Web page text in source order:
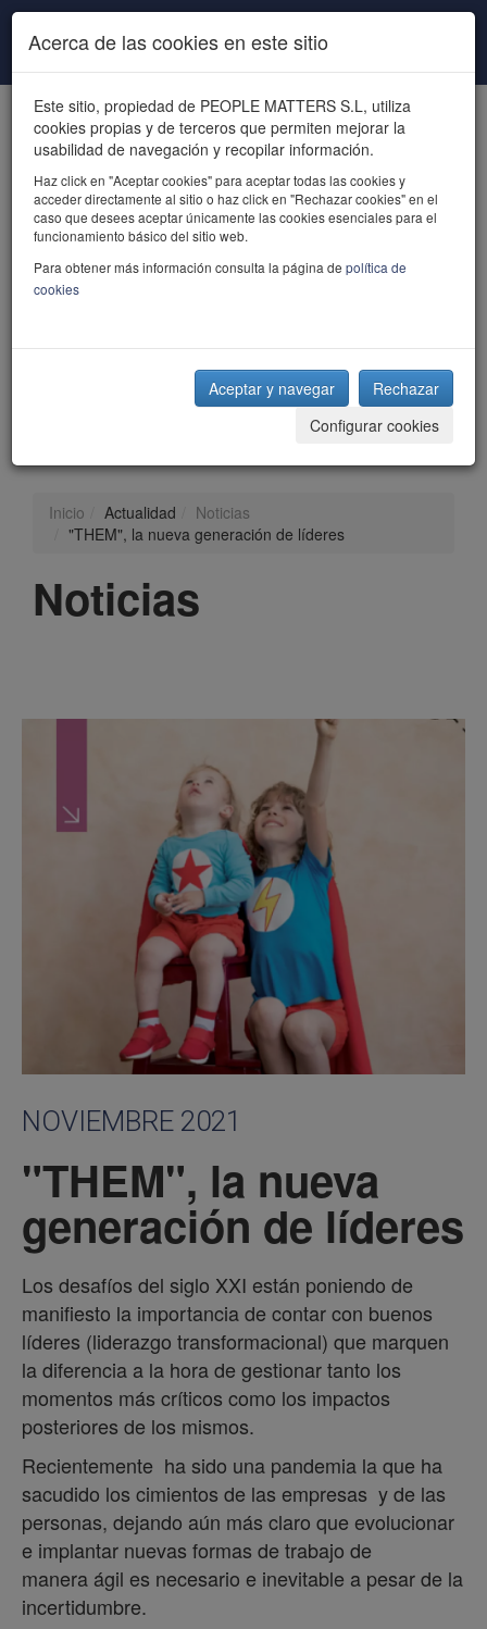
Pasar al contenido principal
powered by talent
Inicio Actualidad
Noticias
"THEM", la nueva generación de líderes
Noticias
NOVIEMBRE 2021
"THEM", la nueva
generación de líderes
Los desafíos del siglo XXI están poniendo de
manifiesto la importancia de contar con buenos
líderes (liderazgo transformacional) que marquen
la diferencia a la hora de gestionar tanto los
momentos más críticos como los impactos
posteriores de los mismos.
Recientemente ha sido una pandemia la que ha
sacudido los cimientos de las empresas y de las
personas, dejando aún más claro que evolucionar
e implantar nuevas formas de trabajo de
manera ágil es necesario e inevitable a pesar de la
incertidumbre.
Acerca de las cookies en este sitio
Este sitio, propiedad de PEOPLE MATTERS S.L, utiliza
cookies propias y de terceros que permiten mejorar la
usabilidad de navegación y recopilar información.
Haz click en "Aceptar cookies" para aceptar todas las cookies y
acceder directamente al sitio o haz click en "Rechazar cookies" en el
caso que desees aceptar únicamente las cookies esenciales para el
funcionamiento básico del sitio web.
Para obtener más información consulta la página de política de
cookies
Aceptar y navegar
Rechazar
Configurar cookies